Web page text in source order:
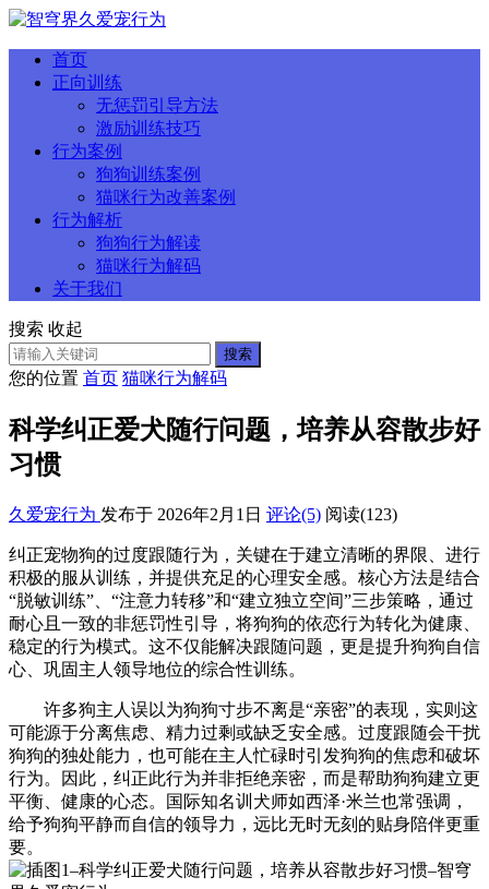
首页
正向训练
无惩罚引导方法
激励训练技巧
行为案例
狗狗训练案例
猫咪行为改善案例
行为解析
狗狗行为解读
猫咪行为解码
关于我们
搜索 收起
搜索
您的位置 首页 猫咪行为解码
科学纠正爱犬随行问题，培养从容散步好
习惯
久爱宠行为 发布于 2026年2月1日 评论(5) 阅读(123)
纠正宠物狗的过度跟随行为，关键在于建立清晰的界限、进行
积极的服从训练，并提供充足的心理安全感。核心方法是结合
“脱敏训练”、“注意力转移”和“建立独立空间”三步策略，通过
耐心且一致的非惩罚性引导，将狗狗的依恋行为转化为健康、
稳定的行为模式。这不仅能解决跟随问题，更是提升狗狗自信
心、巩固主人领导地位的综合性训练。
许多狗主人误以为狗狗寸步不离是“亲密”的表现，实则这
可能源于分离焦虑、精力过剩或缺乏安全感。过度跟随会干扰
狗狗的独处能力，也可能在主人忙碌时引发狗狗的焦虑和破坏
行为。因此，纠正此行为并非拒绝亲密，而是帮助狗狗建立更
平衡、健康的心态。国际知名训犬师如西泽·米兰也常强调，
给予狗狗平静而自信的领导力，远比无时无刻的贴身陪伴更重
要。